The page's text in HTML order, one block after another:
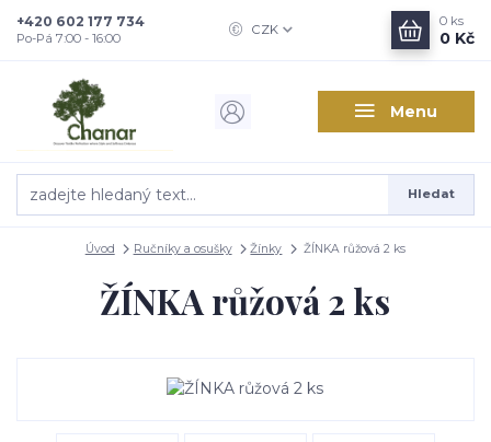
Menu
CZK
Hledat
+420 602 177 734
Po-Pá 7:00 - 16:00
0 ks
0 Kč
Úvod Ručníky a osušky Žínky ŽÍNKA růžová 2 ks
ŽÍNKA růžová 2 ks